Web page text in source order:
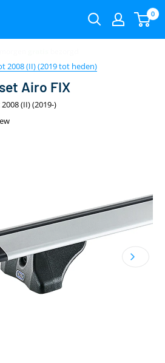
0
2008 (II) (2019 tot heden)
Airo FIX
(II) (2019-)